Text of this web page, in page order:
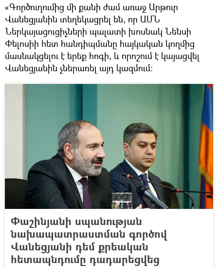
«Գործուղումից մի քանի ժամ առաջ Արթուր
Վանեցյանին տեղեկացրել են, որ ԱՄՆ
Ներկայացուցիչների պալատի խոսնակ Նենսի
Փելոսիի հետ հանդիպմանը հայկական կողմից
մասնակցելու է երեք հոգի, և որոշում է կայացվել
Վանեցյանին չներառել այդ կազմում:
Փաշինյանի սպանության
նախապատրաստման գործով
Վանեցյանի դեմ քրեական
հետապնդումը դադարեցվեց